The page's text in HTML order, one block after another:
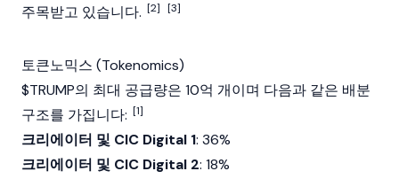
주목받고 있습니다. [2] [3]
토큰노믹스 (Tokenomics)
$TRUMP의 최대 공급량은 10억 개이며 다음과 같은 배분
구조를 가집니다: [1]
크리에이터 및 CIC Digital 1: 36%
크리에이터 및 CIC Digital 2: 18%